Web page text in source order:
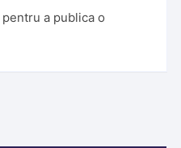
pentru a publica o